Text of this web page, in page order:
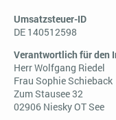
Umsatzsteuer-ID
DE 140512598
Verantwortlich für den
Herr Wolfgang Riedel
Frau Sophie Schieback
Zum Stausee 32
02906 Niesky OT See